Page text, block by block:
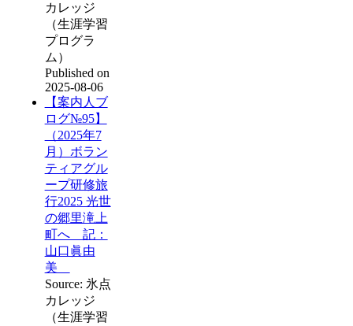
カレッジ
（生涯学習
プログラ
ム）
Published on
2025-08-06
【案内人ブ
ログ№95】
（2025年7
月）ボラン
ティアグル
ープ研修旅
行2025 光世
の郷里滝上
町へ 記：
山口眞由
美
Source: 氷点
カレッジ
（生涯学習